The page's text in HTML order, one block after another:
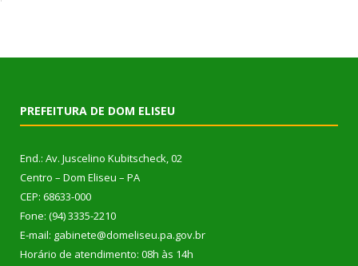
PREFEITURA DE DOM ELISEU
End.: Av. Juscelino Kubitscheck, 02
Centro – Dom Eliseu – PA
CEP: 68633-000
Fone: (94) 3335-2210
E-mail: gabinete@domeliseu.pa.gov.br
Horário de atendimento: 08h às 14h